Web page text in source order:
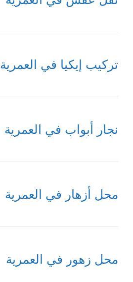
تركيب إيكيا في العمرية
نجار أبواب في العمرية
محل أزهار في العمرية
محل زهور في العمرية